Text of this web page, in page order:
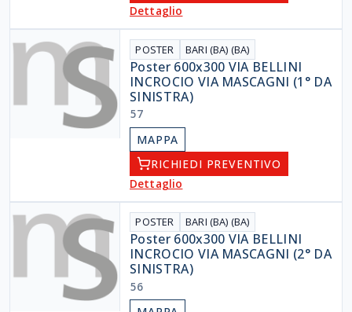
Dettaglio
POSTER BARI (BA) (BA)
Poster 600x300 VIA BELLINI
INCROCIO VIA MASCAGNI (1° DA
SINISTRA)
57
MAPPA
RICHIEDI PREVENTIVO
Dettaglio
POSTER BARI (BA) (BA)
Poster 600x300 VIA BELLINI
INCROCIO VIA MASCAGNI (2° DA
SINISTRA)
56